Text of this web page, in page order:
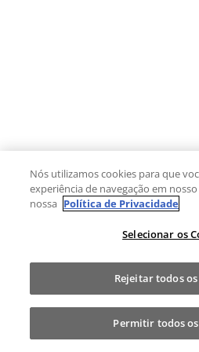
Nós utilizamos cookies para que
experiência de navegação em
nossa Política de Privacidade
Selecionar os
Rejeitar todos
Permitir todos